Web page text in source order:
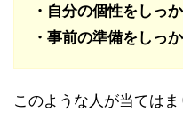
・自分の個性をしっ
・事前の準備をしっ
このような人が当てはま